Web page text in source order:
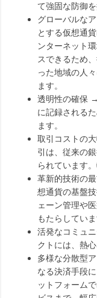
て強固な防御を
グローバルな
とする仮想通
ンターネット
スできるため
った地域の人
ます。
透明性の確保
に記録される
ます。
取引コストの
引は、従来の
られています
革新的技術の
想通貨の基盤
ェーン管理や
もたらしていま
活発なコミュ
クトには、熱
多様な分散型
なる決済手段
ットフォーム